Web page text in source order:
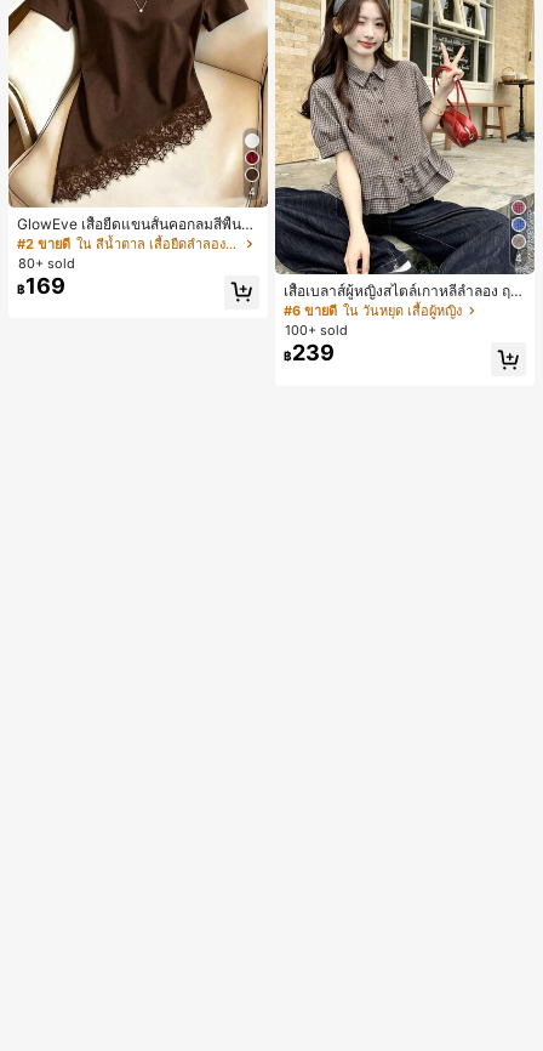
4
GlowEve เสื้อยืดแขนสั้นคอกลมสีพื้นลำ
ลองอเนกประสงค์สำหรับผู้หญิง
#2 ขายดี
ใน สีน้ำตาล เสื้อยืดลำลองพื้นฐาน
80+ sold
฿169
4
เสื้อเบลาส์ผู้หญิงสไตล์เกาหลีลำลอง ฤดู
ใบไม้ผลิ/ฤดูร้อนใหม่ ชายระบาย ชิคแล
ะหรูหรา
#6 ขายดี ใน วันหยุด เสื้อผู้หญิง
100+ sold
฿239